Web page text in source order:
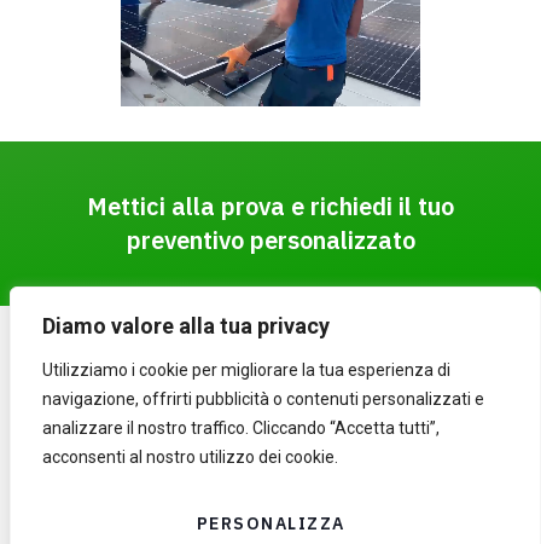
Diamo valore alla tua privacy
Utilizziamo i cookie per migliorare la tua esperienza di
navigazione, offrirti pubblicità o contenuti personalizzati e
analizzare il nostro traffico. Cliccando “Accetta tutti”,
acconsenti al nostro utilizzo dei cookie.
PERSONALIZZA
Mettici alla prova e richiedi il tuo
preventivo personalizzato
L’energia rinnovabile a
transizione ecologica
info@bee4energy.it
(+39) 0521 365747
Privacy Policy